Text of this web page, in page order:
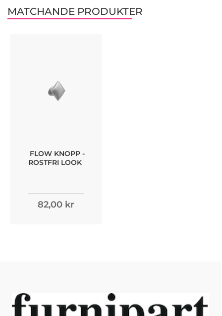
MATCHANDE PRODUKTER
FLOW KNOPP -
ROSTFRI LOOK
82,00 kr